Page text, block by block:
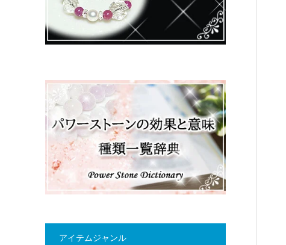
アイテムジャンル